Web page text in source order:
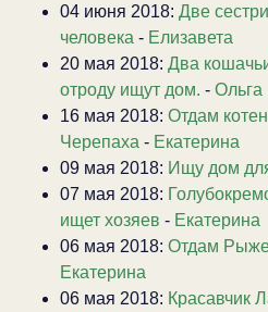
04 июня 2018: Две
человека - Елизавета
20 мая 2018: Два
отроду ищут дом. - Ольга
16 мая 2018: Отдам
Черепаха - Екатерина
09 мая 2018: Ищу дом
07 мая 2018:
ищет хозяев - Екатерина
06 мая 2018: Отдам
Екатерина
06 мая 2018: Красавчик